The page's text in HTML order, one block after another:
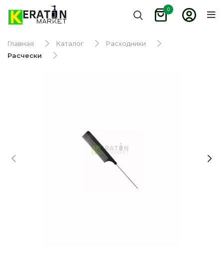
0
Главная Каталог
Расходники
Расчески